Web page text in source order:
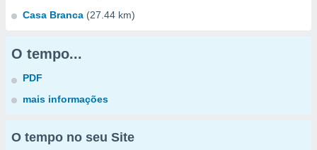
Casa Branca (27.44 km)
O tempo...
PDF
mais informações
O tempo no seu Site